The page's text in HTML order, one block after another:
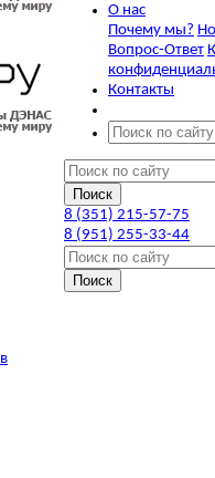
О нас
Почему мы?
Вопрос-Ответ
Контакты
8 (351) 215-57-75
8 (951) 255-33-44